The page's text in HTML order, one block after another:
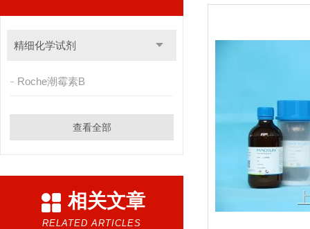
精细化学试剂
Roche潮霉素B
查看全部
相关文章
RELATED ARTICLES